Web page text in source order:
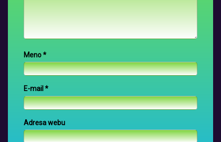
Meno*
E-mail *
Adresa webu